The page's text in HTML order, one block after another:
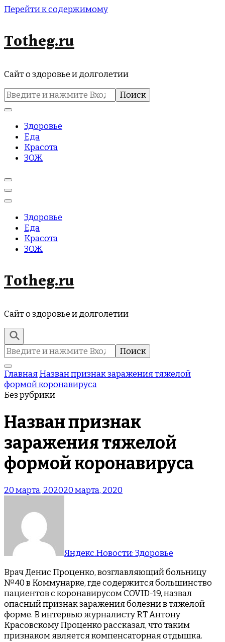
Перейти к содержимому
Totheg.ru
Сайт о здоровье и долголетии
Найти:
Здоровье
Еда
Красота
ЗОЖ
Здоровье
Еда
Красота
ЗОЖ
Totheg.ru
Сайт о здоровье и долголетии
Найти:
ГлавнаяНазван признак заражения тяжелой
формой коронавируса
Без рубрики
Назван признак
заражения тяжелой
формой коронавируса
20 марта, 202020 марта, 2020
Яндекс.Новости: Здоровье
Врач Денис Проценко, возглавляющий больницу
№40 в Коммунарке, где содержится большинство
пациентов с коронавирусом COVID-19, назвал
опасный признак заражения болезни в тяжелой
форме. В интервью журналисту RT Антону
Красовскому Проценко рассказал, что таким
признаком является компенсаторная отдышка.